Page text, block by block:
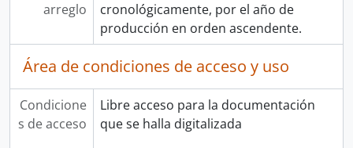
arreglo
cronológicamente, por el año de
producción en orden ascendente.
Área de condiciones de acceso y uso
Condicione
s de acceso
Libre acceso para la documentación
que se halla digitalizada